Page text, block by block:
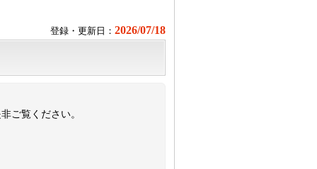
登録・更新日： 2026/07/18
ご覧ください。